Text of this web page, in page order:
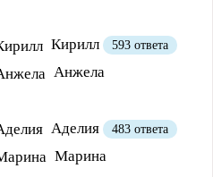
Кирилл 593 ответа
Анжела
Аделия 483 ответа
Марина